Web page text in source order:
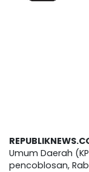
Umum Daerah
pencoblosan,